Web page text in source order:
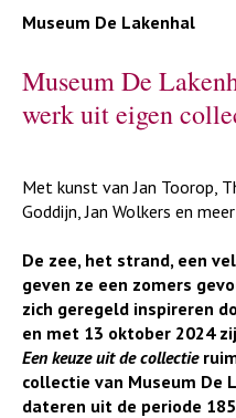
Museum De Lakenhal
Museum De
werk uit eigen
Met kunst van Jan Toorop,
Goddijn, Jan Wolkers en meer
De zee, het strand, een
geven ze een zomers
zich geregeld inspireren
en met 13 oktober 2024
Een keuze uit de collectie
collectie van Museum De
dateren uit de periode